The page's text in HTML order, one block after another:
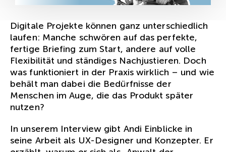
Digitale Projekte können ganz unterschiedlich
laufen: Manche schwören auf das perfekte,
fertige Briefing zum Start, andere auf volle
Flexibilität und ständiges Nachjustieren. Doch
was funktioniert in der Praxis wirklich – und wie
behält man dabei die Bedürfnisse der
Menschen im Auge, die das Produkt später
nutzen?
In unserem Interview gibt Andi Einblicke in
seine Arbeit als UX-Designer und Konzepter. Er